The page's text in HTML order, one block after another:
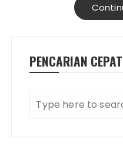
PENCARIAN CEPAT